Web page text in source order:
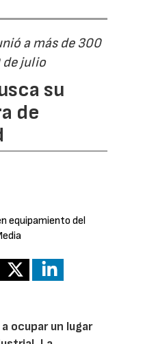
a más de 300
de julio
su
de
equipamiento del
ocupar un lugar